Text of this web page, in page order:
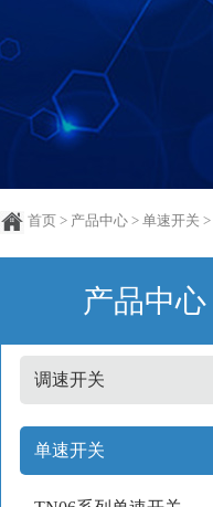
首页 > 产品中心 > 单速开关 >
产品中心
调速开关
单速开关